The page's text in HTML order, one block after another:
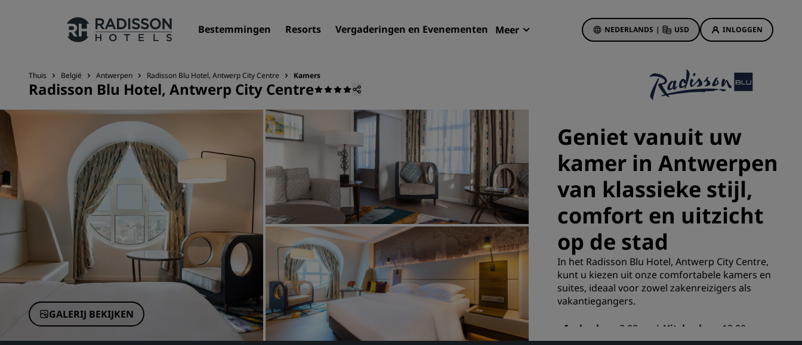
Bestemmingen Resorts Vergaderingen en Evenementen Meer NEDERLANDS | USD INLOGGEN
Onze merken
Radisson Hotels Brands
Gelieerde merken in China
Bestemmingen
Resorts
Serviceappartementen
Luchthavenhotels
Nieuwe toekomstige hotels
Vergaderingen en
Ontdek Radisson Meetings
Boek een vergaderruimte
Een offerte aanvragen
Evenementbestemmingen
Branche-oplossingen
Hotelaanbiedingen
Het is direct raak
Deals of the Day
Vooruitboeken
Bekijk onze arrangementen
Reisideeën
Gezinsvriendelijke hotels
Rad Pets
Bruiloftslocaties
Duurzame verblijven
Zakenreiziger
Thuis België Antwerpen Radisson Blu Hotel, Antwerp City Centre Kamers
Radisson Blu Hotel, Antwerp City Centre
GALERIJ BEKIJKEN
‌Geniet vanuit uw
kamer in Antwerpen
van klassieke stijl,
comfort en uitzicht
op de stad
‌In het Radisson Blu Hotel, Antwerp City Centre,
kunt u kiezen uit onze comfortabele kamers en
suites, ideaal voor zowel zakenreizigers als
vakantiegangers.
Inchecken 3:00pm Uitchecken 12:00pm